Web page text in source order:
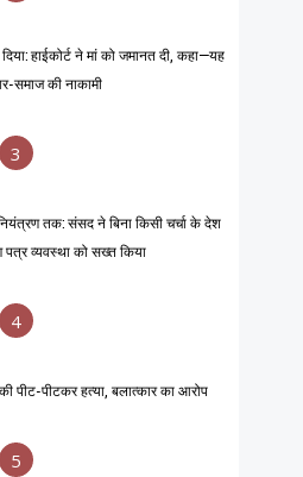
हाईकोर्ट ने मां को जमानत दी, कहा—यह
समाज की नाकामी
3
तक: संसद ने बिना किसी चर्चा के देश
पत्र व्यवस्था को सख्त किया
4
पीट-पीटकर हत्या, बलात्कार का आरोप
5